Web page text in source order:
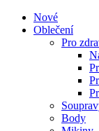
Nové
Oblečení
Pro
Body